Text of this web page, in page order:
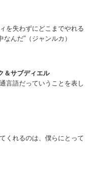
を失わずにどこまでやれる
んだ”（ジャンルカ）
＆サブディエル
言語だっていうことを表し
くれるのは、僕らにとって